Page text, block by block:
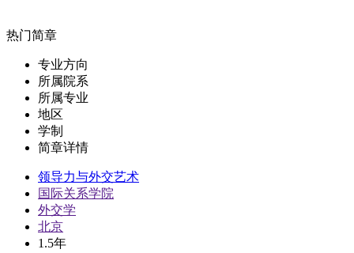
热门简章
专业方向
所属院系
所属专业
地区
学制
简章详情
领导力与外交艺术
国际关系学院
外交学
北京
1.5年